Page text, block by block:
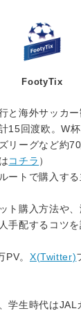
FootyTix
と海外サッカ
15回渡欧。W
リーグなど約
コチラ ）
ートで購入する
ト購入方法や、
手配するコツ
。 X(Twitter)
学生時代はJAL